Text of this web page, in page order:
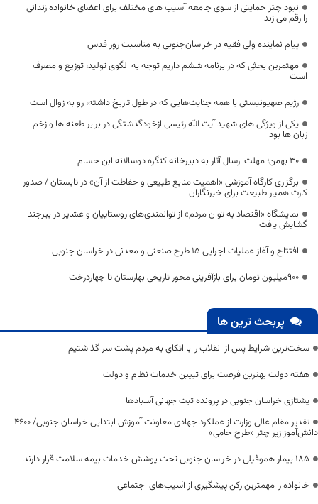
نبود چتر حمایتی از سوی جامعه آسیب های مختلف برای اعضای خانواده زندانی
را رقم می زند
پیام نماینده ولی فقیه در خراسان‌جنوبی به مناسبت روز قدس
مهتمرین بحثی که در برنامه ششم داریم توجه به الگوی تولید، توزیع و مصرف
است
رژیم صهیونیستی با همه جنایت‌هایی که در طول تاریخ داشته، رو به زوال است
یکی از ویژگی های شهید آیت الله رئیسی ازخودگذشتگی در برابر طعنه ها و زخم
زبان ها بود
۳۰ بهمن؛ مهلت ارسال آثار به دبیرخانه کنگره دوسالانه ابن حسام
برگزاری کارگاه آموزشی «اهمیت منابع طبیعی و حفاظت از آن» در تابستان / صدور
کارت همیار طبیعت برای خبرنگاران
نمایشگاه «اقتصاد به توان مردم» از توانمندی‌های روستاییان و عشایر در بیرجند
گشایش یافت
افتتاح و آغاز عملیات اجرایی 15 طرح صنعتی و معدنی در خراسان جنوبی
۹۰۰میلیون تومان برای بازآفرینی محور تاریخی بهارستان تا چهاردرخت
پربحث ترین ها
سخت‌ترین شرایط پس از انقلاب را با اتکای به مردم پشت سر گذاشتیم
هفته دولت بهترین فرصت برای تبیین خدمات نظام و دولت
یشتازی خراسان جنوبی در پرونده ثبت جهانی آسبادها
تقدیر مقام عالی وزارت از عملکرد جهادی معاونت آموزش ابتدایی خراسان جنوبی/ ۴۶۰۰
دانش‌آموز زیر چتر «طرح حامی»
۱۸۵ بیمار هموفیلی در خراسان جنوبی تحت پوشش خدمات بیمه سلامت قرار دارند
خانواده را مهمترین رکن پیشگیری از آسیب‌های اجتماعی